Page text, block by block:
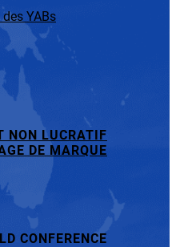
YABs
NON LUCRATIF
DE MARQUE
CONFERENCE